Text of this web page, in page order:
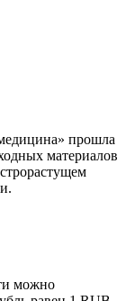
прошла
материалов
можно